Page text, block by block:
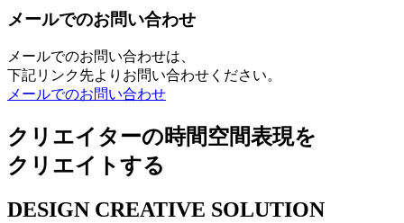
メールでのお問い合わせ
メールでのお問い合わせは、
下記リンク先よりお問い合わせください。
メールでのお問い合わせ
クリエイターの時間空間表現を
クリエイトする
DESIGN CREATIVE SOLUTION